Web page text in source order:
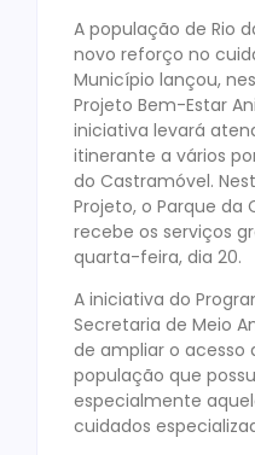
A população de Rio
novo reforço no
Município lançou,
Projeto Bem-Estar
iniciativa levará
itinerante a vários
do Castramóvel.
Projeto, o Parque da
recebe os serviços
quarta-feira, dia 20.
A iniciativa do
Secretaria de Meio
de ampliar o acesso
população que
especialmente
cuidados